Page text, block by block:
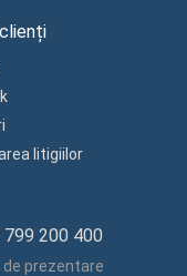
litigiilor
799 200 400
de prezentare